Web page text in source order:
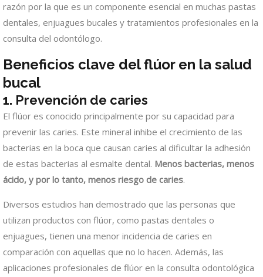
razón por la que es un componente esencial en muchas pastas
dentales, enjuagues bucales y tratamientos profesionales en la
consulta del odontólogo.
Beneficios clave del flúor en la salud
bucal
1. Prevención de caries
El flúor es conocido principalmente por su capacidad para
prevenir las caries. Este mineral inhibe el crecimiento de las
bacterias en la boca que causan caries al dificultar la adhesión
de estas bacterias al esmalte dental. Menos bacterias, menos
ácido, y por lo tanto, menos riesgo de caries.
Diversos estudios han demostrado que las personas que
utilizan productos con flúor, como pastas dentales o
enjuagues, tienen una menor incidencia de caries en
comparación con aquellas que no lo hacen. Además, las
aplicaciones profesionales de flúor en la consulta odontológica